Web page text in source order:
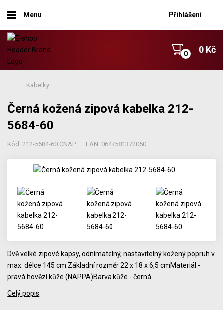
Menu Přihlášení
0 Kč
Kabelky
Černá kožená zipová kabelka 212-
5684-60
Kód: 212-5684-60 CNAP EAN: 0647581372050
Dvě velké zipové kapsy, odnímatelný, nastavitelný kožený popruh v
max. délce 145 cm.Základní rozměr 22 x 18 x 6,5 cmMateriál -
pravá hovězí kůže (NAPPA)Barva kůže - černá
Celý popis